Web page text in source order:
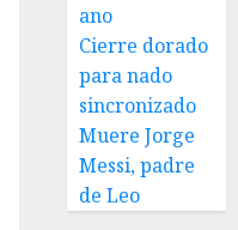
ano
Cierre dorado
para nado
sincronizado
Muere Jorge
Messi, padre
de Leo